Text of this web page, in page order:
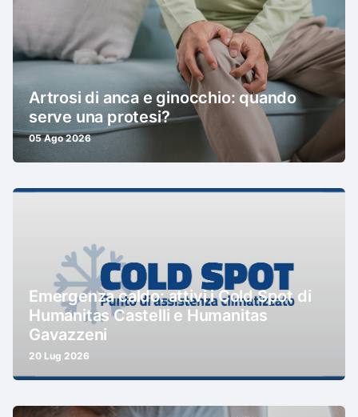
Artrosi di anca e ginocchio: quando
serve una protesi?
05 Ago 2026
Emergenza caldo: attivi i Cold Spot di
Humanitas Castelli e Humanitas
Gavazzeni
20 Lug 2026